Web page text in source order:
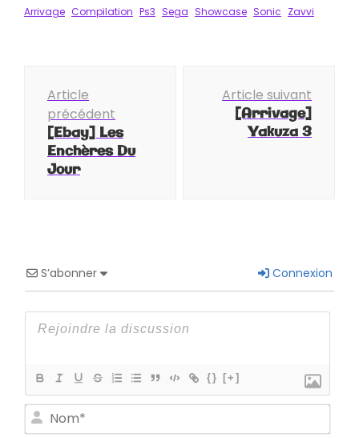
Arrivage Compilation Ps3 Sega Showcase Sonic Zavvi
d'article
Article
précédent
[Ebay] Les
Enchères Du
Jour
Article suivant
[Arrivage]
Yakuza 3
S’abonner Connexion
{} [+]